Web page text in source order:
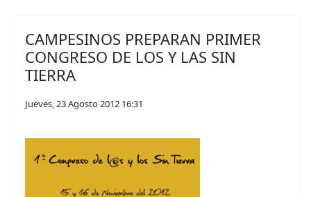
CAMPESINOS PREPARAN PRIMER
CONGRESO DE LOS Y LAS SIN
TIERRA
Jueves, 23 Agosto 2012 16:31